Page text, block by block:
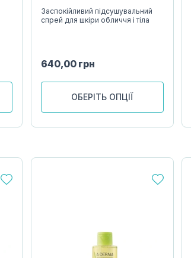
Заспокійливий підсушувальний
спрей для шкіри обличчя і тіла
640,00 грн
ОБЕРІТЬ ОПЦІЇ